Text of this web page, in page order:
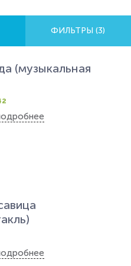
ФИЛЬТРЫ (3)
(музыкальная